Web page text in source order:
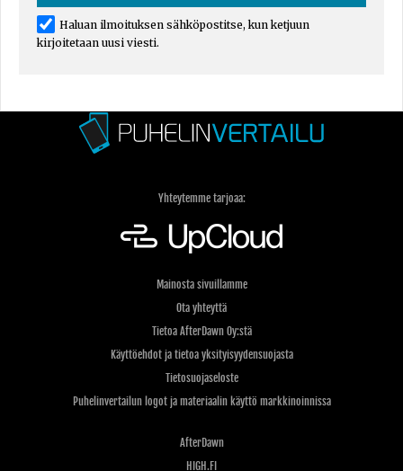
Haluan ilmoituksen sähköpostitse, kun ketjuun
kirjoitetaan uusi viesti.
Yhteytemme tarjoaa:
Mainosta sivuillamme
Ota yhteyttä
Tietoa AfterDawn Oy:stä
Käyttöehdot ja tietoa yksityisyydensuojasta
Tietosuojaseloste
Puhelinvertailun logot ja materiaalin käyttö markkinoinnissa
AfterDawn
HIGH.FI